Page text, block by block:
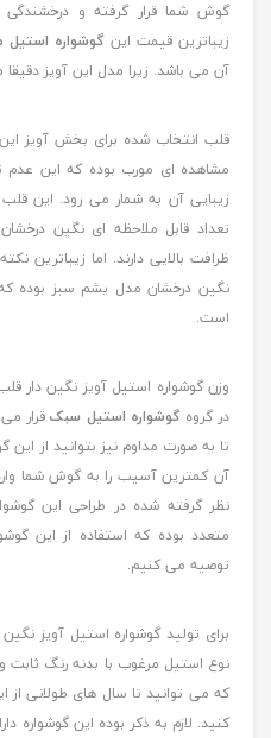
گوش شما قرار گرفته و
زیباترین قیمت این گوشواره
آن می باشد. زیرا مدل این آویز
قلب انتخاب شده برای بخش آویز این
مشاهده ای مورب بوده که این عدم
زیبایی آن به شمار می رود. این
تعداد قابل ملاحظه ای نگین
ظرافت بالایی دارند. اما زیباترین
نگین درخشان مدل یشم سبز بوده
است.
در گروه گوشواره استیل سبکقرار
تا به صورت مداوم نیز بتوانید از
آن کمترین آسیب را به گوش شما
نظر گرفته شده در طراحی این
متعدد بوده که استفاده از این
توصیه می کنیم.
نوع استیل مرغوب با بدنه رنگ ثابت
که می توانید تا سال های طولانی از
کنید. لازم به ذکر بوده این